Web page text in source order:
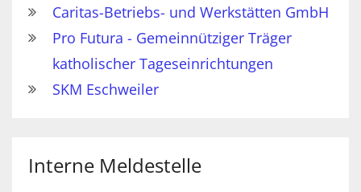
Caritas-Betriebs- und Werkstätten GmbH
Pro Futura - Gemeinnütziger Träger
katholischer Tageseinrichtungen
SKM Eschweiler
Interne Meldestelle